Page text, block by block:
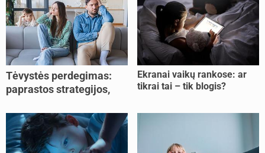
Tėvystės perdegimas:
paprastos strategijos,
jėgas
Ekranai vaikų rankose: ar
tikrai tai – tik blogis?